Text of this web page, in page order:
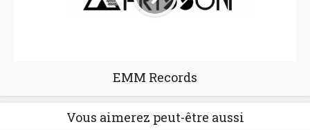
EMM Records
Vous aimerez peut-être aussi